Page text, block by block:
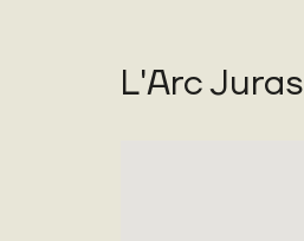
L'Arc